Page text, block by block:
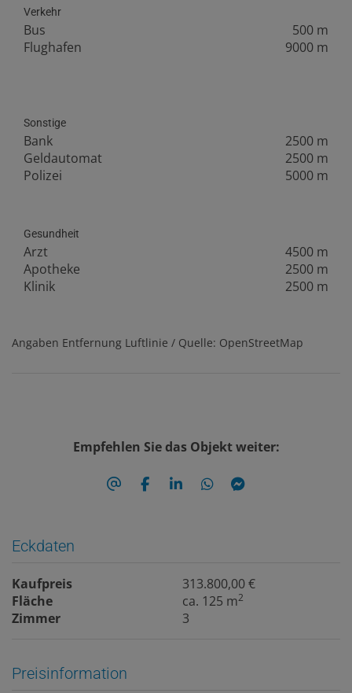
Verkehr
Bus
500 m
Flughafen
9000 m
Sonstige
Bank
2500 m
Geldautomat
2500 m
Polizei
5000 m
Gesundheit
Arzt
4500 m
Apotheke
2500 m
Klinik
2500 m
Angaben Entfernung Luftlinie / Quelle: OpenStreetMap
Empfehlen Sie das Objekt weiter:
Eckdaten
Kaufpreis
313.800,00 €
Fläche
ca. 125 m2
Zimmer 3
Preisinformation